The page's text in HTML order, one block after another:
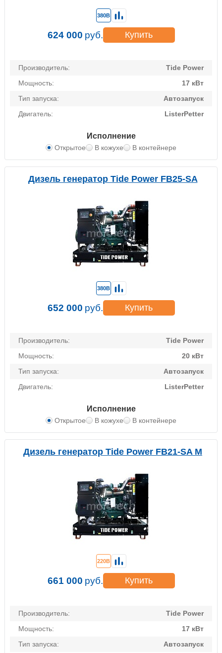
Производитель:
Tide Power
Мощность:
17 кВт
Тип запуска:
Автозапуск
Двигатель:
ListerPetter
Исполнение
Открытое В кожухе В контейнере
380В
624 000 руб. Купить
Дизель генератор Tide Power FB25-SA
Производитель:
Tide Power
Мощность:
20 кВт
Тип запуска:
Автозапуск
Двигатель:
ListerPetter
Исполнение
Открытое В кожухе В контейнере
380В
652 000 руб. Купить
Дизель генератор Tide Power FB21-SA M
Производитель:
Tide Power
Мощность:
17 кВт
Тип запуска:
Автозапуск
220В
661 000 руб. Купить